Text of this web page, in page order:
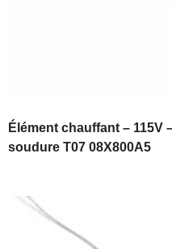
Élément chauffant – 115V
soudure T07 08X800A5